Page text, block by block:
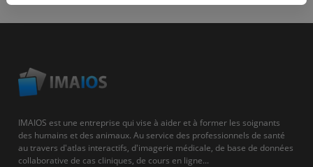
IMAIOS est une entreprise qui vise à aider et à former les soignants
des humains et des animaux. Au service des professionnels de santé
au travers d'atlas interactifs, d'imagerie médicale, de base de données
collaborative de cas cliniques, de cours en ligne...